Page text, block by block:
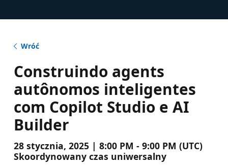
Wróć
Construindo agents
autônomos inteligentes
com Copilot Studio e AI
Builder
28 stycznia, 2025 | 8:00 PM - 9:00 PM (UTC)
Skoordynowany czas uniwersalny